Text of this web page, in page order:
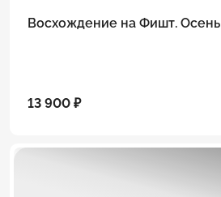
Восхождение на Фишт. Осень
13 900 ₽